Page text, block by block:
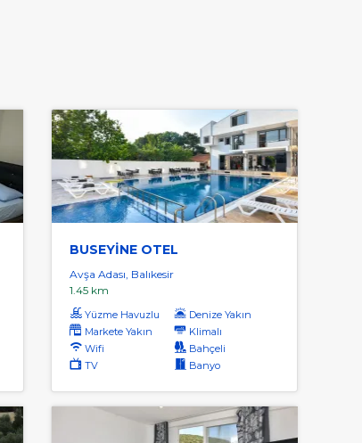
BUSEYİNE OTEL
Avşa Adası, Balıkesir
1.45 km
Yüzme Havuzlu
Denize Yakın
Markete Yakın
Klimalı
Wifi
Bahçeli
TV
Banyo